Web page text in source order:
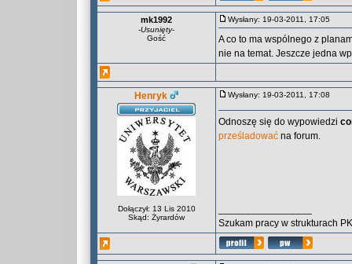
mk1992
-Usunięty-
Gość
Wysłany: 19-03-2011, 17:05
A co to ma wspólnego z
nie na temat. Jeszcze jedna
Henryk
Dołączył: 13 Lis 2010
Skąd: Żyrardów
Wysłany: 19-03-2011, 17:08
Odnoszę się do wypowiedzi
prześladować na forum.
Szukam pracy w strukturach